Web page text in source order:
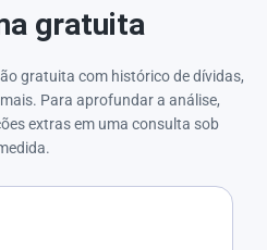
gratuita
gratuita com histórico de dívidas,
Para aprofundar a análise,
extras em uma consulta sob